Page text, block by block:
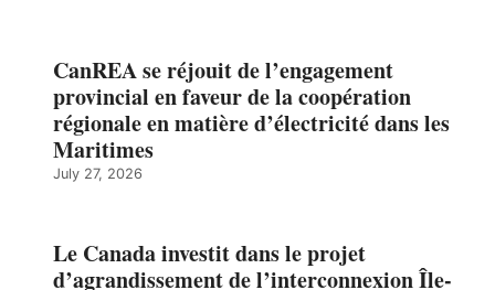
CanREA se réjouit de l’engagement
provincial en faveur de la coopération
régionale en matière d’électricité dans les
Maritimes
July 27, 2026
Le Canada investit dans le projet
d’agrandissement de l’interconnexion Île-